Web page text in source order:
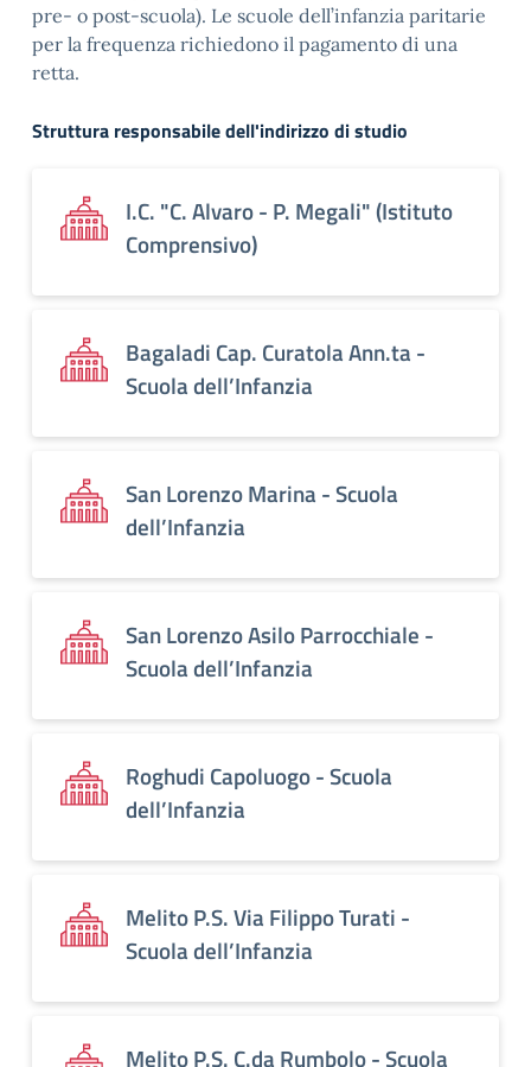
pre- o post-scuola). Le scuole dell’infanzia paritarie
per la frequenza richiedono il pagamento di una
retta.
Struttura responsabile dell'indirizzo di studio
I.C. "C. Alvaro - P. Megali" (Istituto
Comprensivo)
Bagaladi Cap. Curatola Ann.ta -
Scuola dell’Infanzia
San Lorenzo Marina - Scuola
dell’Infanzia
San Lorenzo Asilo Parrocchiale -
Scuola dell’Infanzia
Roghudi Capoluogo - Scuola
dell’Infanzia
Melito P.S. Via Filippo Turati -
Scuola dell’Infanzia
Melito P.S. C.da Rumbolo - Scuola